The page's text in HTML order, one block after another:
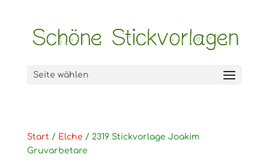
Seite wählen
Start / Elche / 2319 Stickvorlage Joakim
Gruvarbetare